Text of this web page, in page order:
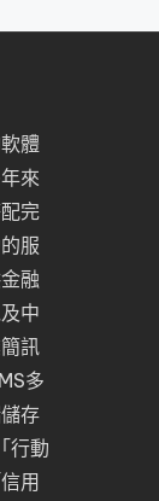
體
來
完
服
融
中
訊
多
存
行動
信用